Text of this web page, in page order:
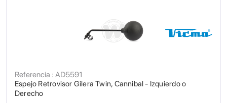
Espejo Retrovisor Gilera Twin, Cannibal - Izquierdo o
Derecho
Referencia : AD5591